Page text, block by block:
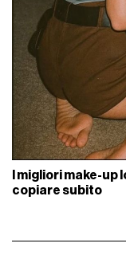
I migliori make-
copiare subito